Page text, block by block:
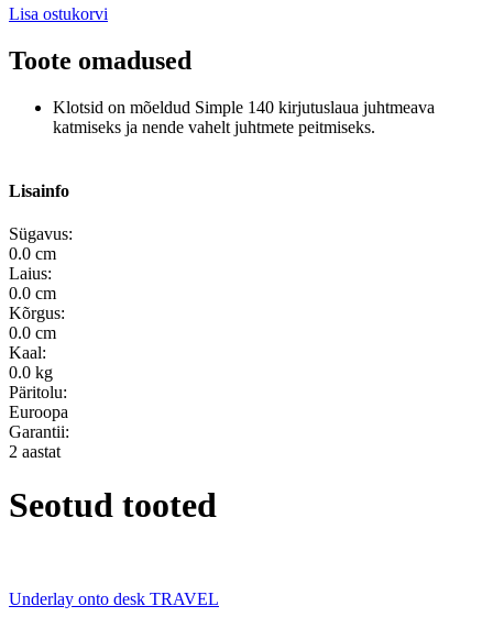
Lisa ostukorvi
Toote omadused
Klotsid on mõeldud Simple 140 kirjutuslaua juhtmeava
katmiseks ja nende vahelt juhtmete peitmiseks.
Lisainfo
Sügavus:
0.0 cm
Laius:
0.0 cm
Kõrgus:
0.0 cm
Kaal:
0.0 kg
Päritolu:
Euroopa
Garantii:
2 aastat
Seotud tooted
Underlay onto desk TRAVEL